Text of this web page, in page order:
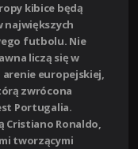
kibice będą
największych
futbolu. Nie
liczą się w
arenie europejskiej,
zwrócona
Portugalia.
Cristiano Ronaldo,
tworzącymi